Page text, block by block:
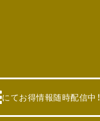
にてお得情報随時配信中！